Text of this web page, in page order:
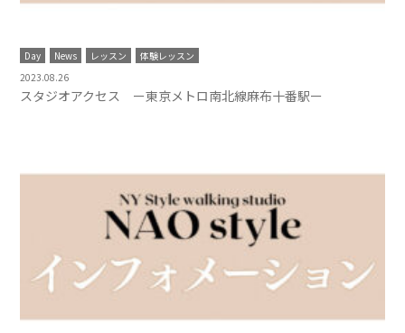
Day News レッスン
体験レッスン
2023.08.26
スタジオアクセス ー東京メトロ南北線麻布十番駅ー